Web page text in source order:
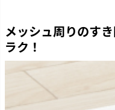
メッシュ周りのす
ラク！